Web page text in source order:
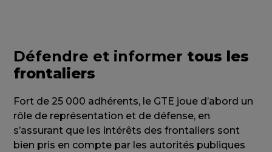
Défendre et informer tous les
frontaliers
Fort de 25 000 adhérents, le GTE joue d’abord un
rôle de représentation et de défense, en
s’assurant que les intérêts des frontaliers sont
bien pris en compte par les autorités publiques